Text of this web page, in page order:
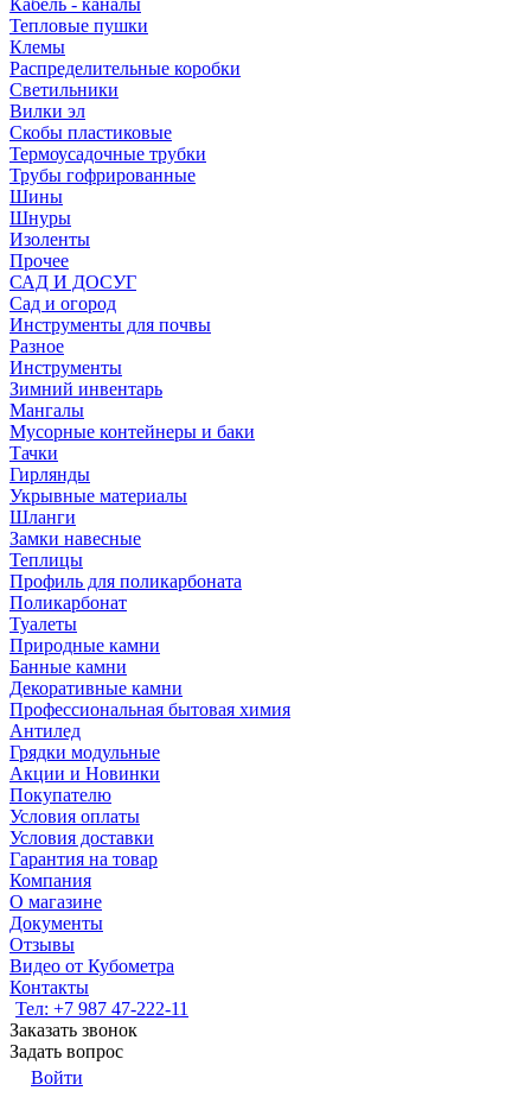
Кабель - каналы
Тепловые пушки
Клемы
Распределительные коробки
Светильники
Вилки эл
Скобы пластиковые
Термоусадочные трубки
Трубы гофрированные
Шины
Шнуры
Изоленты
Прочее
САД И ДОСУГ
Сад и огород
Инструменты для почвы
Разное
Инструменты
Зимний инвентарь
Мангалы
Мусорные контейнеры и баки
Тачки
Гирлянды
Укрывные материалы
Шланги
Замки навесные
Теплицы
Профиль для поликарбоната
Поликарбонат
Туалеты
Природные камни
Банные камни
Декоративные камни
Профессиональная бытовая химия
Антилед
Грядки модульные
Акции и Новинки
Покупателю
Условия оплаты
Условия доставки
Гарантия на товар
Компания
О магазине
Документы
Отзывы
Видео от Кубометра
Контакты
Тел: +7 987 47-222-11
Заказать звонок
Задать вопрос
Войти